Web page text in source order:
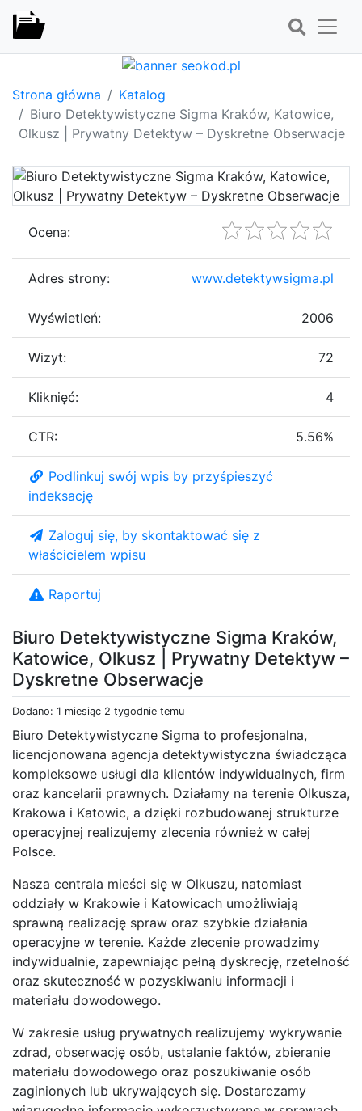
Strona główna
Katalog
Biuro Detektywistyczne Sigma Kraków, Katowice,
Olkusz | Prywatny Detektyw – Dyskretne Obserwacje
Biuro Detektywistyczne Sigma Kraków,
Katowice, Olkusz | Prywatny Detektyw –
Dyskretne Obserwacje
Dodano: 1 miesiąc 2 tygodnie temu
Biuro Detektywistyczne Sigma to profesjonalna,
licencjonowana agencja detektywistyczna świadcząca
kompleksowe usługi dla klientów indywidualnych, firm
oraz kancelarii prawnych. Działamy na terenie Olkusza,
Krakowa i Katowic, a dzięki rozbudowanej strukturze
operacyjnej realizujemy zlecenia również w całej
Polsce.
Nasza centrala mieści się w Olkuszu, natomiast
oddziały w Krakowie i Katowicach umożliwiają
sprawną realizację spraw oraz szybkie działania
operacyjne w terenie. Każde zlecenie prowadzimy
indywidualnie, zapewniając pełną dyskrecję, rzetelność
oraz skuteczność w pozyskiwaniu informacji i
materiału dowodowego.
W zakresie usług prywatnych realizujemy wykrywanie
zdrad, obserwację osób, ustalanie faktów, zbieranie
materiału dowodowego oraz poszukiwanie osób
zaginionych lub ukrywających się. Dostarczamy
Ocena:
Adres strony: www.detektywsigma.pl
Wyświetleń: 2006
Wizyt: 72
Kliknięć: 4
CTR: 5.56%
Podlinkuj swój wpis by przyśpieszyć
indeksację
Zaloguj się, by skontaktować się z
właścicielem wpisu
Raportuj